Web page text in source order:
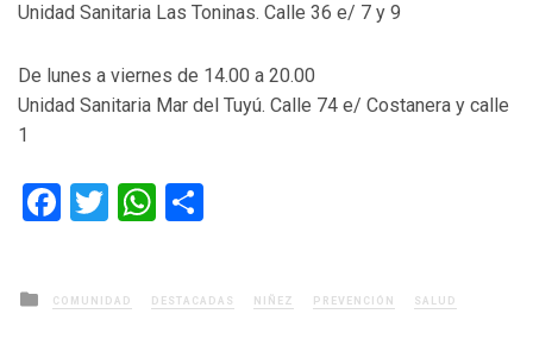
Unidad Sanitaria Las Toninas. Calle 36 e/ 7 y 9
De lunes a viernes de 14.00 a 20.00
Unidad Sanitaria Mar del Tuyú. Calle 74 e/ Costanera y calle
1
Facebook
TwitterWhatsApp
Posted
in
COMUNIDAD DESTACADAS NIÑEZ PREVENCIÓN SALUD